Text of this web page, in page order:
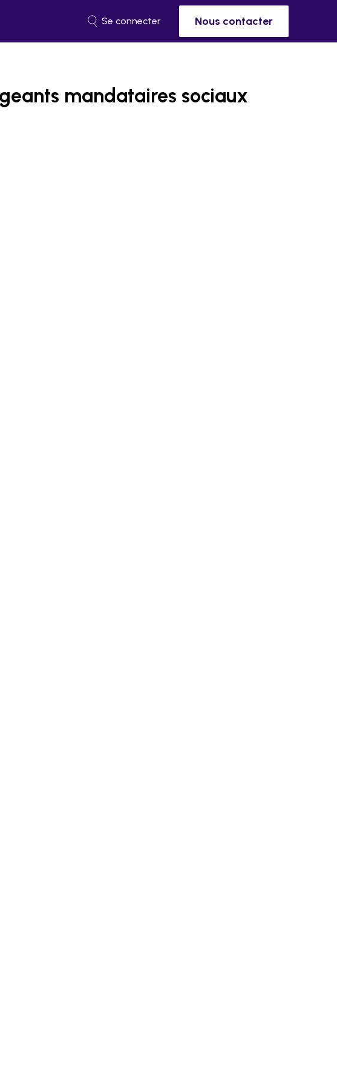
avec les réglementations. Personnalisez vos préférences pour
Se connecter Nous contacter
mandataires sociaux